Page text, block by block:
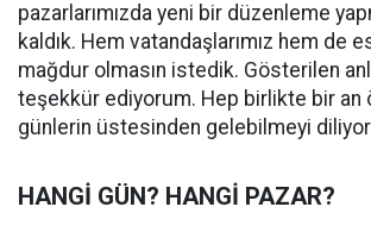
pazarlarımızda yeni bir düzenleme
kaldık. Hem vatandaşlarımız hem de
mağdur olmasın istedik. Gösterilen
teşekkür ediyorum. Hep birlikte bir an
günlerin üstesinden gelebilmeyi
HANGİ GÜN? HANGİ PAZAR?